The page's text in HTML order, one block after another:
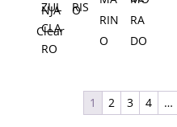
Clear
1 2 3 4 …